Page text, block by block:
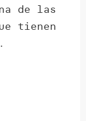
de las
tienen